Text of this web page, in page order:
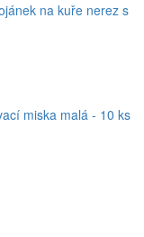
na kuře nerez s
miska malá - 10 ks